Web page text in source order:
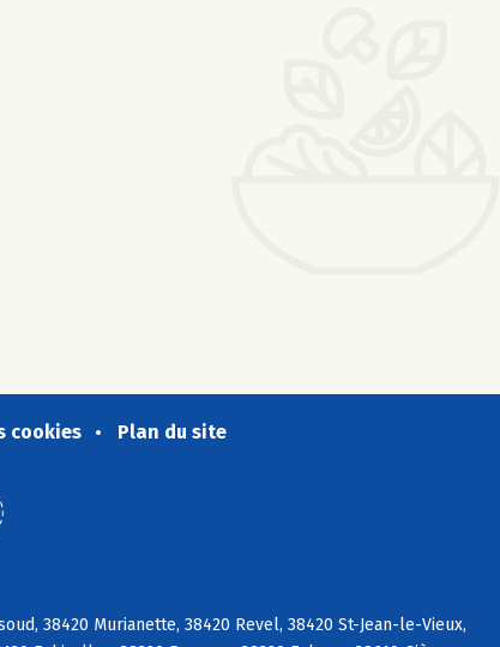
cookies Plan du site
38420 Murianette, 38420 Revel, 38420 St-Jean-le-Vieux,